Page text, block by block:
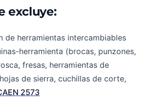
excluye:
de herramientas intercambiables
herramienta (brocas, punzones,
fresas, herramientas de
de sierra, cuchillas de corte,
2573